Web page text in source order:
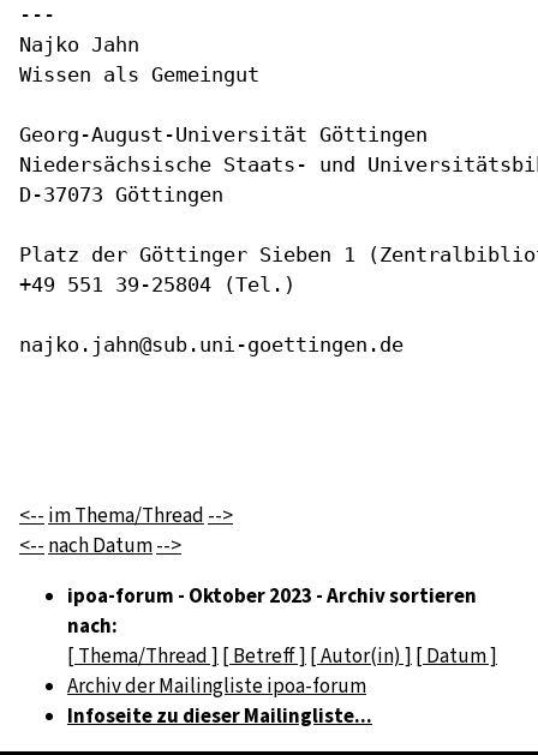
---
Najko Jahn
Wissen als Gemeingut
Georg-August-Universität Göttingen
Niedersächsische Staats- und
D-37073 Göttingen
Platz der Göttinger Sieben 1
+49 551 39-25804 (Tel.)
najko.jahn@sub.uni-goettingen.de
<-- im Thema/Thread -->
<-- nach Datum-->
ipoa-forum - Oktober 2023 - Archiv sortieren
nach:
[ Thema/Thread ] [ Betreff ] [ Autor(in) ] [ Datum ]
Archiv der Mailingliste ipoa-forum
Infoseite zu dieser Mailingliste...